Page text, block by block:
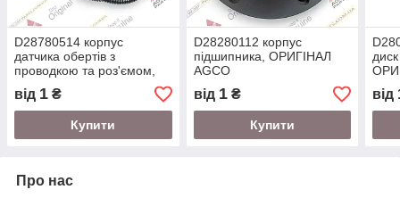
D28780514 корпус
датчика обертів з
проводкою та роз'ємом,
ОРИГІНАЛ AGCO
від 1 ₴
Купити
D28280112 корпус
підшипника, ОРИГІНАЛ
AGCO
від 1₴
Купити
від
Про нас